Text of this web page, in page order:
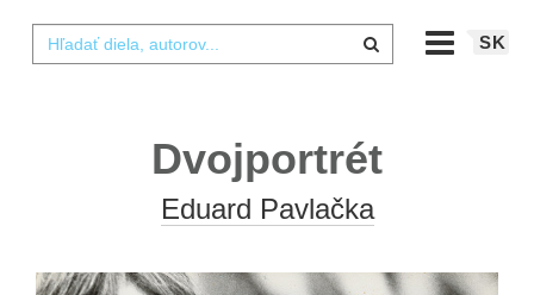
SK
Dvojportrét
Eduard Pavlačka